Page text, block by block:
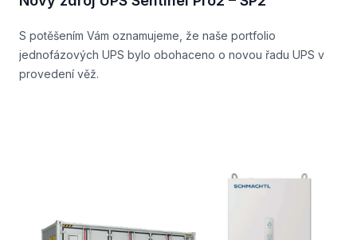
S potěšením Vám oznamujeme, že naše portfolio
jednofázových UPS bylo obohaceno o novou řadu UPS v
provedení věž.